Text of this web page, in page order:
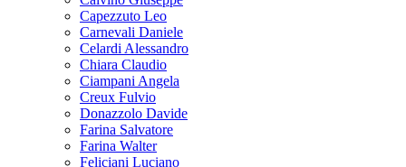
Capezzuto Leo
Carnevali Daniele
Celardi Alessandro
Chiara Claudio
Ciampani Angela
Creux Fulvio
Donazzolo Davide
Farina Salvatore
Farina Walter
Feliciani Luciano